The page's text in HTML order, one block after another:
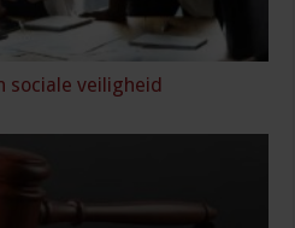
sociale veiligheid